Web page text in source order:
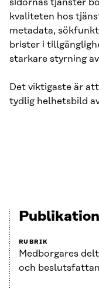
sidornas tjänster
kvaliteten hos
metadata,
brister i
starkare styrning
Det viktigaste är
tydlig helhetsbild
RUBRIK
Medborgares
och